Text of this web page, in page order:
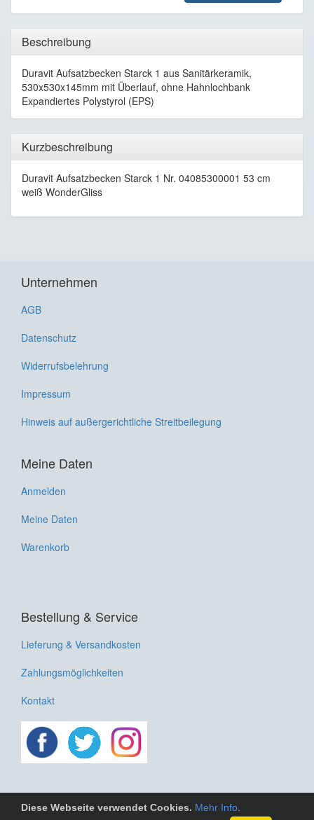
Diese Webseite verwendet Cookies. Mehr Info
Beschreibung
Duravit Aufsatzbecken Starck 1 aus Sanitärkeramik,
530x530x145mm mit Überlauf, ohne Hahnlochbank
Expandiertes Polystyrol (EPS)
Kurzbeschreibung
Duravit Aufsatzbecken Starck 1 Nr. 04085300001 53 cm
weiß WonderGliss
Unternehmen
AGB
Datenschutz
Widerrufsbelehrung
Impressum
Hinweis auf außergerichtliche Streitbeilegung
Meine Daten
Anmelden
Meine Daten
Warenkorb
Bestellung & Service
Lieferung & Versandkosten
Zahlungsmöglichkeiten
Kontakt